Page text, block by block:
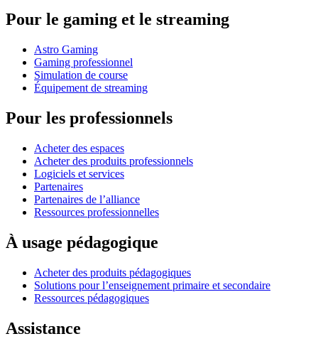
Pour le gaming et le streaming
Astro Gaming
Gaming professionnel
Simulation de course
Équipement de streaming
Pour les professionnels
Acheter des espaces
Acheter des produits professionnels
Logiciels et services
Partenaires
Partenaires de l’alliance
Ressources professionnelles
À usage pédagogique
Acheter des produits pédagogiques
Solutions pour l’enseignement primaire et secondaire
Ressources pédagogiques
Assistance